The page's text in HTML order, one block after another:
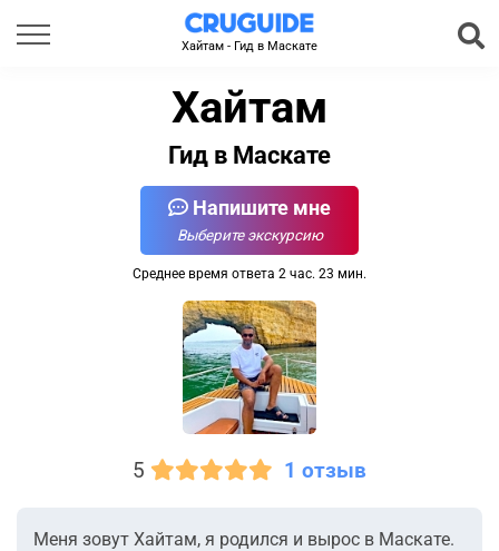
Хайтам - Гид в Маскате
Хайтам
Гид в Маскате
Напишите мне
Выберите экскурсию
Среднее время ответа 2 час. 23 мин.
5 1 отзыв
Меня зовут Хайтам, я родился и вырос в Маскате.